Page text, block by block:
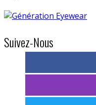
Suivez-Nous
> 11k abonnés
> 11k abonnés